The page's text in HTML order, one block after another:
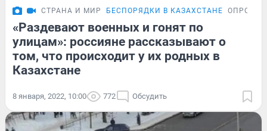
СТРАНА И МИР БЕСПОРЯДКИ В КАЗАХСТАНЕ ОПРОС
«Раздевают военных и гонят по
улицам»: россияне рассказывают о
том, что происходит у их родных в
Казахстане
8 января, 2022, 10:00 772 Обсудить